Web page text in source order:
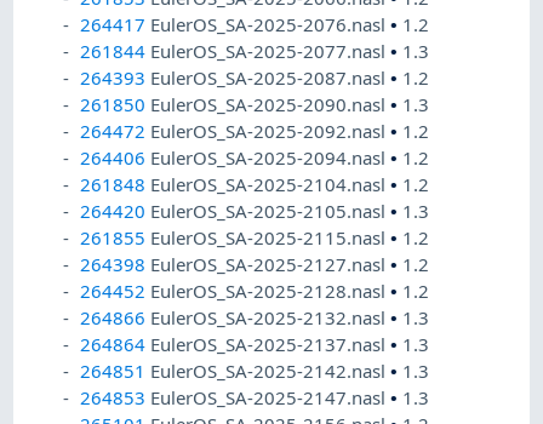
264417 EulerOS_SA-2025-2076.nasl• 1.2
261844 EulerOS_SA-2025-2077.nasl• 1.3
264393 EulerOS_SA-2025-2087.nasl• 1.2
261850 EulerOS_SA-2025-2090.nasl• 1.3
264472 EulerOS_SA-2025-2092.nasl• 1.2
264406 EulerOS_SA-2025-2094.nasl• 1.2
261848 EulerOS_SA-2025-2104.nasl• 1.2
264420 EulerOS_SA-2025-2105.nasl• 1.3
261855 EulerOS_SA-2025-2115.nasl• 1.2
264398 EulerOS_SA-2025-2127.nasl• 1.2
264452 EulerOS_SA-2025-2128.nasl• 1.2
264866 EulerOS_SA-2025-2132.nasl• 1.3
264864 EulerOS_SA-2025-2137.nasl• 1.3
264851 EulerOS_SA-2025-2142.nasl• 1.3
264853 EulerOS_SA-2025-2147.nasl• 1.3